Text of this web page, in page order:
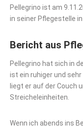
Pellegrino ist am
in seiner Pflegestelle in
Bericht aus
Pellegrino hat sich in
ist ein ruhiger und
liegt er auf der Couch
Streicheleinheiten.
Wenn ich abends ins